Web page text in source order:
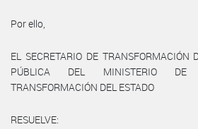
Por ello,
EL SECRETARIO DE TRANSFORMACIÓN
PÚBLICA DEL MINISTERIO DE
TRANSFORMACIÓN DEL ESTADO
RESUELVE: